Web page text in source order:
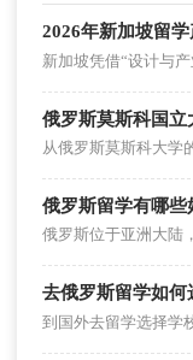
2026年新加坡留
俄罗斯莫斯科国立
俄罗斯留学有哪些
去俄罗斯留学如何